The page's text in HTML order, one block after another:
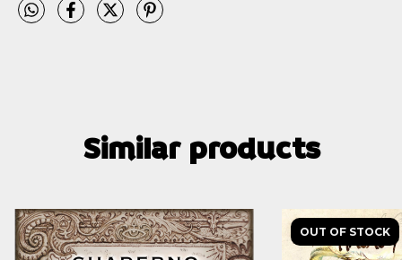
Similar products
OUT OF STOCK